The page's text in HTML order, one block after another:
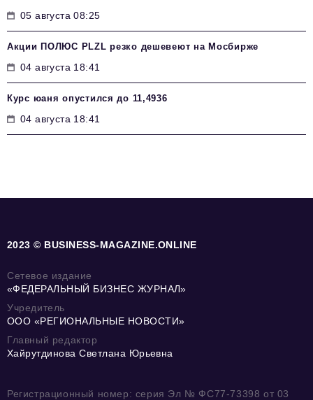
05 августа 08:25
Акции ПОЛЮС PLZL резко дешевеют на Мосбирже
04 августа 18:41
Курс юаня опустился до 11,4936
04 августа 18:41
2023 © BUSINESS-MAGAZINE.ONLINE
Сетевое издание
«ФЕДЕРАЛЬНЫЙ БИЗНЕС ЖУРНАЛ»
Учредитель
ООО «РЕГИОНАЛЬНЫЕ НОВОСТИ»
Главный редактор
Хайрутдинова Светлана Юрьевна
Регистрационный номер: серия Эл № ФС77-73398 от 03